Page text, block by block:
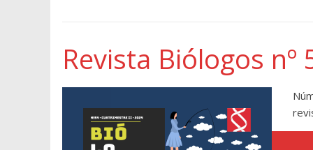
Revista Biólogos nº